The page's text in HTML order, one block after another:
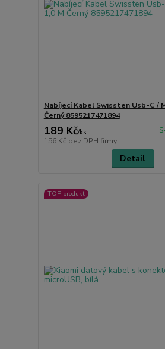
Nabíjecí Kabel Swissten Usb-C /
Černý 8595217471894
189 Kč/ks
156 Kč bez DPH firmy
Detail
TOP produkt